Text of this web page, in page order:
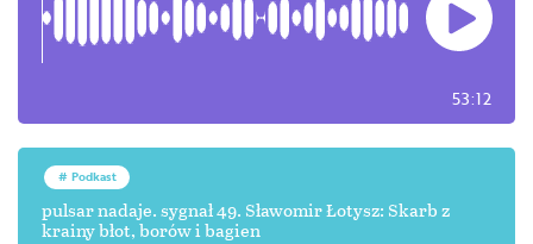
53:12
Podkast
pulsar nadaje. sygnał 49. Sławomir Łotysz: Skarb z
krainy błot, borów i bagien